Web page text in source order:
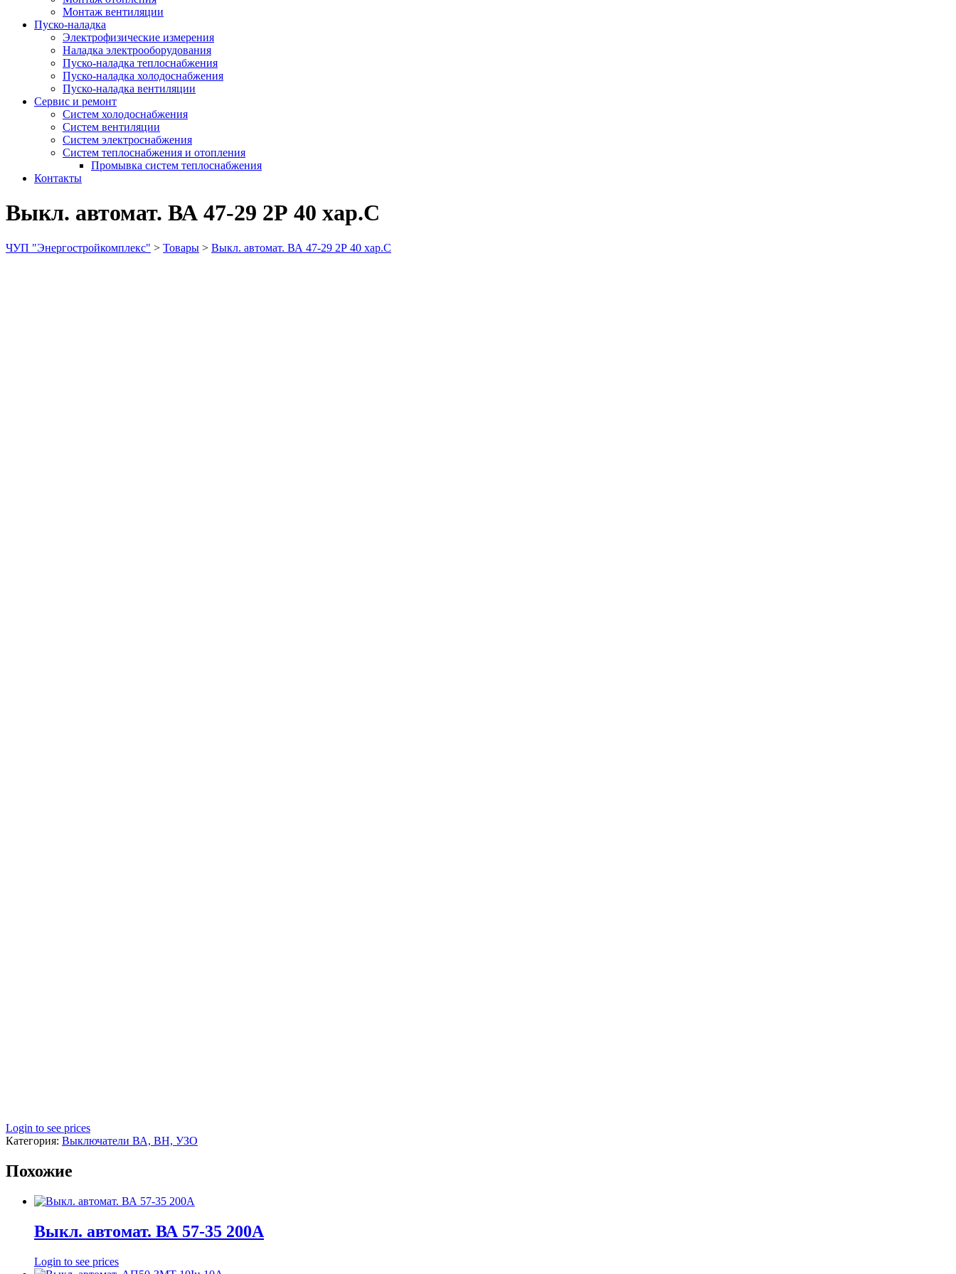
Монтаж вентиляции
Пуско-наладка
Электрофизические измерения
Наладка электрооборудования
Пуско-наладка теплоснабжения
Пуско-наладка холодоснабжения
Пуско-наладка вентиляции
Сервис и ремонт
Систем холодоснабжения
Систем вентиляции
Систем электроснабжения
Систем теплоснабжения и отопления
Промывка систем теплоснабжения
Контакты
Выкл. автомат. ВА 47-29 2Р 40 хар.С
ЧУП "Энергостройкомплекс" > Товары > Выкл. автомат. ВА 47-29 2Р 40 хар.С
Login to see prices
Категория: Выключатели ВА, ВН, УЗО
Похожие
Выкл. автомат. ВА 57-35 200А
Login to see prices